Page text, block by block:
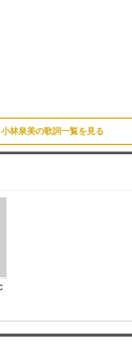
小林泉美の歌詞一覧を見る